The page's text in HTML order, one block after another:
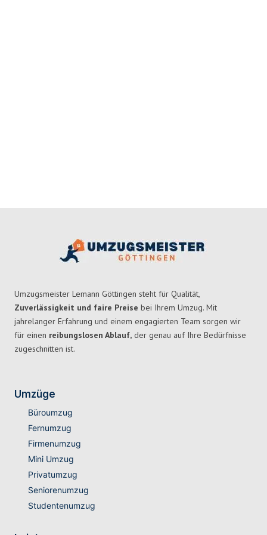
Umzugsmeister Lemann Göttingen steht für Qualität,
Zuverlässigkeit und faire Preise bei Ihrem Umzug. Mit
jahrelanger Erfahrung und einem engagierten Team sorgen wir
für einen reibungslosen Ablauf, der genau auf Ihre Bedürfnisse
zugeschnitten ist.
Umzüge
Büroumzug
Fernumzug
Firmenumzug
Mini Umzug
Privatumzug
Seniorenumzug
Studentenumzug